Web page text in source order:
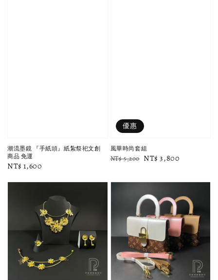
潮流墨鏡 『手紙頭』紙紮祭祀文創
商品 免運
Regular
NT$ 1,600
優惠
風華時尚套組
Regular
NT$ 5,200 Sale
NT$ 3,800